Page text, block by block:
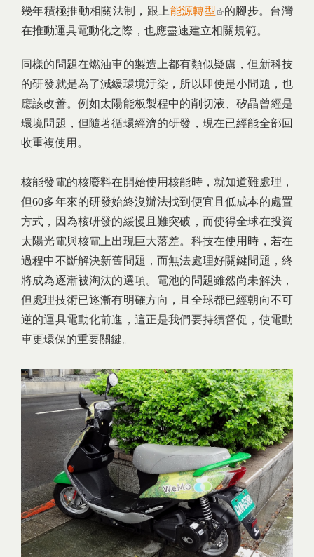
幾年積極推動相關法制，跟上能源轉型(link is external)
的腳步。台灣
在推動運具電動化之際，也應盡速建立相關規範。
同樣的問題在燃油車的製造上都有類似疑慮，但新科技
的研發就是為了減緩環境汙染，所以即使是小問題，也
應該改善。例如太陽能板製程中的削切液、矽晶曾經是
環境問題，但隨著循環經濟的研發，現在已經能全部回
收重複使用。
核能發電的核廢料在開始使用核能時，就知道難處理，
但60多年來的研發始終沒辦法找到便宜且低成本的處置
方式，因為核研發的緩慢且難突破，而使得全球在投資
太陽光電與核電上出現巨大落差。科技在使用時，若在
過程中不斷解決新舊問題，而無法處理好關鍵問題，終
將成為逐漸被淘汰的選項。電池的問題雖然尚未解決，
但處理技術已逐漸有明確方向，且全球都已經朝向不可
逆的運具電動化前進，這正是我們要持續督促，使電動
車更環保的重要關鍵。